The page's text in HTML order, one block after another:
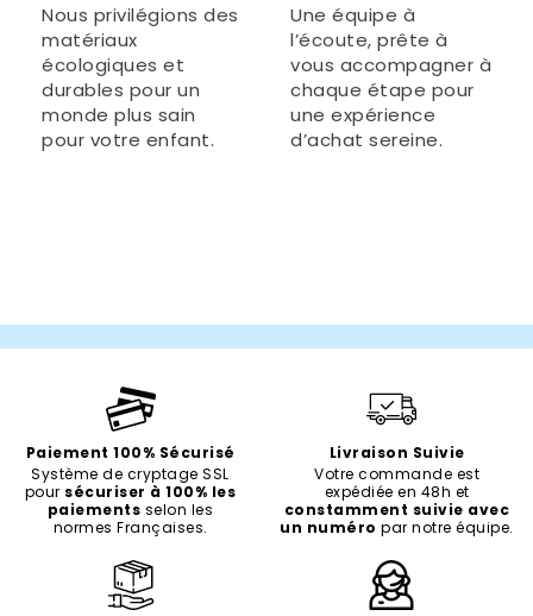
Nous privilégions des
matériaux
écologiques et
durables pour un
monde plus sain
pour votre enfant.
Une équipe à
l’écoute, prête à
vous accompagner à
chaque étape pour
une expérience
d’achat sereine.
Paiement 100% Sécurisé
Système de cryptage SSL
pour sécuriser à 100% les
paiements selon les
normes Françaises.
Livraison Suivie
Votre commande est
expédiée en 48h et
constamment suivie avec
un numéro par notre équipe.